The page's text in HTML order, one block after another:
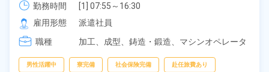
勤務時間
[1] 07:55～16:30
[2] 06:25～15:00
[3] 14:55～23:30
雇用形態
派遣社員
職種
加工、 成型、 鋳造・鍛造、 マシンオペレータ
男性活躍中 寮完備 社会保険完備 赴任旅費あり